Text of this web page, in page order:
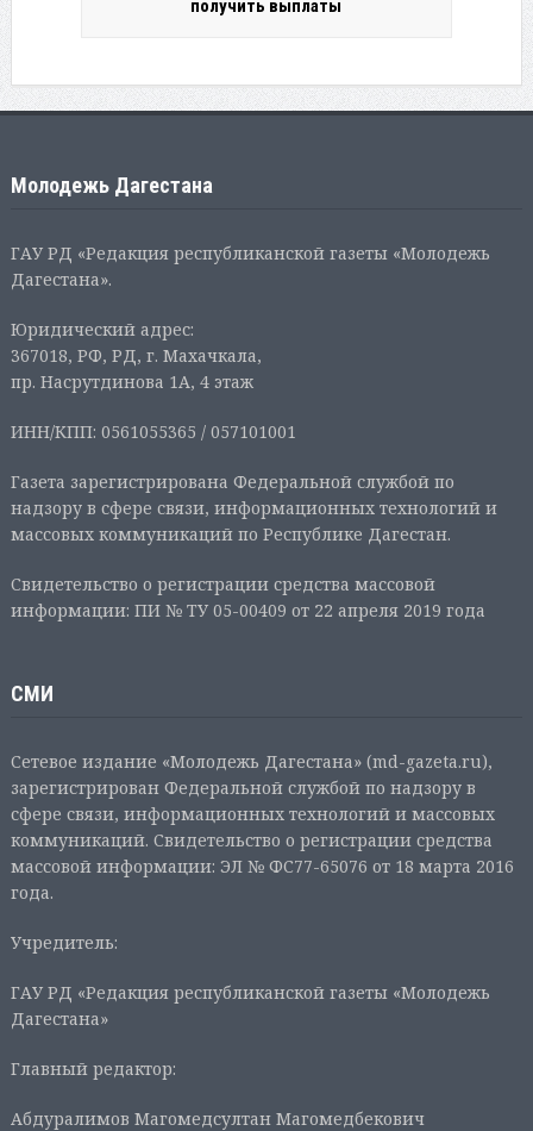
получить выплаты
Молодежь Дагестана
ГАУ РД «Редакция республиканской газеты «Молодежь
Дагестана».
Юридический адрес:
367018, РФ, РД, г. Махачкала,
пр. Насрутдинова 1А, 4 этаж
ИНН/КПП: 0561055365 / 057101001
Газета зарегистрирована Федеральной службой по
надзору в сфере связи, информационных технологий и
массовых коммуникаций по Республике Дагестан.
Свидетельство о регистрации средства массовой
информации: ПИ № ТУ 05-00409 от 22 апреля 2019 года
СМИ
Сетевое издание «Молодежь Дагестана» (md-gazeta.ru),
зарегистрирован Федеральной службой по надзору в
сфере связи, информационных технологий и массовых
коммуникаций. Свидетельство о регистрации средства
массовой информации: ЭЛ № ФС77-65076 от 18 марта 2016
года.
Учредитель:
ГАУ РД «Редакция республиканской газеты «Молодежь
Дагестана»
Главный редактор:
Абдуралимов Магомедсултан Магомедбекович